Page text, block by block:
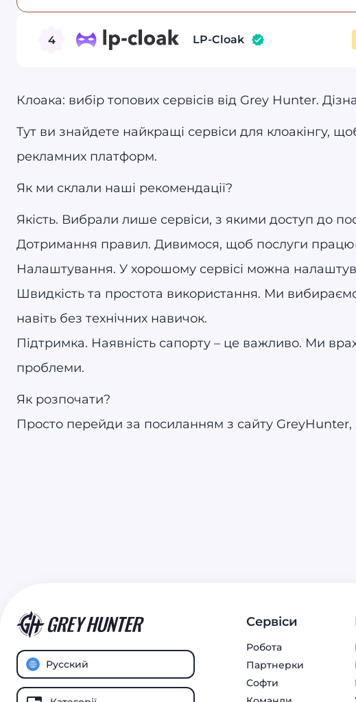
4 LP-Cloak
Клоака: вибір топових сервісів від Grey Hunter.
Тут ви знайдете найкращі сервіси для клоакінгу,
рекламних платформ.
Як ми склали наші рекомендації?
Якість. Вибрали лише сервіси, з якими доступ до
Дотримання правил. Дивимося, щоб послуги
Налаштування. У хорошому сервісі можна
Швидкість та простота використання. Ми
навіть без технічних навичок.
Підтримка. Наявність сапорту – це важливо. Ми
проблеми.
Як розпочати?
Просто перейди за посиланням з сайту GreyHunter,
Русский
Сервіси
Робота
Партнерки
Софти